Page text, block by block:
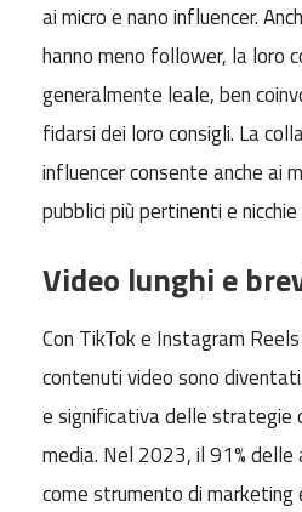
ai micro e nano influencer.
hanno meno follower, la loro
generalmente leale, ben
fidarsi dei loro consigli. La
influencer consente anche ai
pubblici più pertinenti e
Video lunghi e
Con TikTok e Instagram
contenuti video sono
e significativa delle strategie
media. Nel 2023, il 91% delle
come strumento di marketing